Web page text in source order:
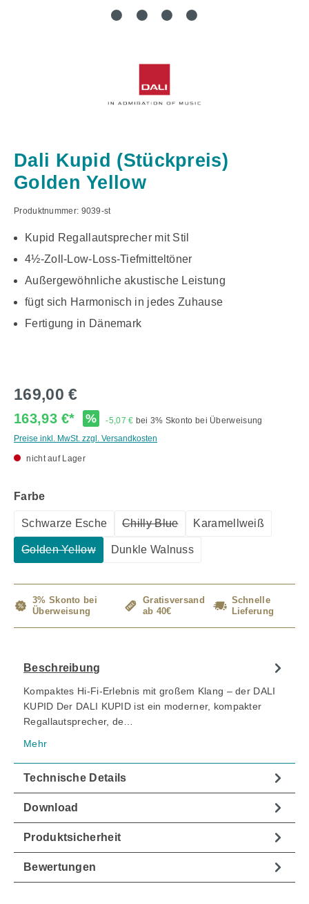
Dali Kupid (Stückpreis)
Golden Yellow
Produktnummer: 9039-st
Kupid Regallautsprecher mit Stil
4½-Zoll-Low-Loss-Tiefmitteltöner
Außergewöhnliche akustische Leistung
fügt sich Harmonisch in jedes Zuhause
Fertigung in Dänemark
169,00 €
163,93 €* % -5,07 € bei 3% Skonto bei Überweisung
Preise inkl. MwSt. zzgl. Versandkosten
nicht auf Lager
Farbeauswählen
Schwarze Esche Chilly Blue
(Diese Option ist zurzeit nicht
Karamellweiß
Golden Yellow Dunkle Walnuss
3% Skonto bei
Überweisung
Gratisversand
ab 40€
Schnelle
Lieferung
Beschreibung
Kompaktes Hi-Fi-Erlebnis mit großem Klang – der DALI
KUPID Der DALI KUPID ist ein moderner, kompakter
Regallautsprecher, de…
Mehr
Technische Details
Download
Produktsicherheit
Bewertungen